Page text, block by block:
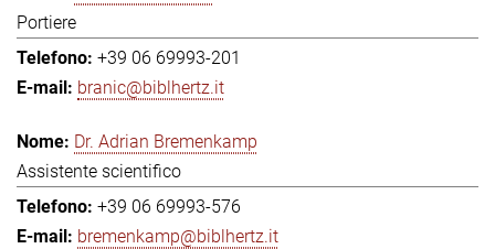
Portiere
+39 06 69993-201
branic@biblhertz.it
Dr. Adrian Bremenkamp
Assistente scientifico
+39 06 69993-576
bremenkamp@biblhertz.it